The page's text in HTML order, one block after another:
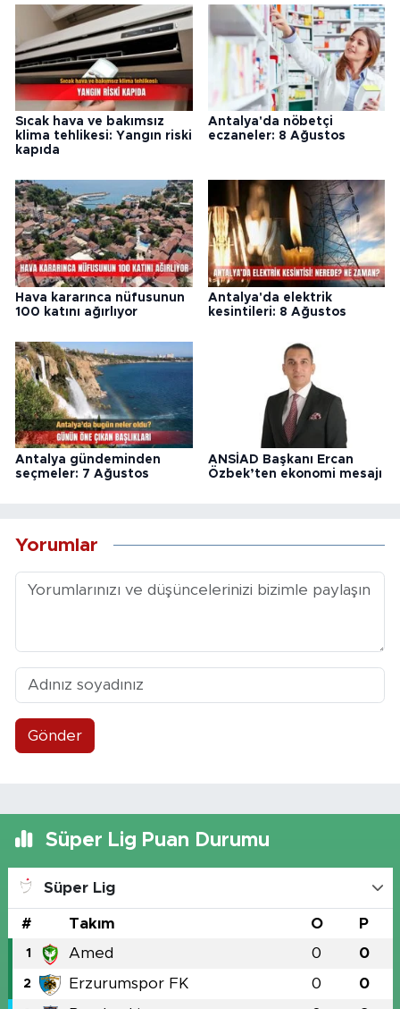
Sıcak hava ve bakımsız
klima tehlikesi: Yangın riski
kapıda
Antalya'da nöbetçi
eczaneler: 8 Ağustos
Hava kararınca nüfusunun
100 katını ağırlıyor
Antalya'da elektrik
kesintileri: 8 Ağustos
Antalya gündeminden
seçmeler: 7 Ağustos
ANSİAD Başkanı Ercan
Özbek’ten ekonomi mesajı
Yorumlar
Gönder
Süper Lig Puan Durumu
Süper Lig
# Takım O P
1 Amed 0 0
2 Erzurumspor FK 0 0